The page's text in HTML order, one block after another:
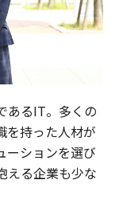
あるIT。多くの
を持った人材が
ーションを選び
える企業も少な